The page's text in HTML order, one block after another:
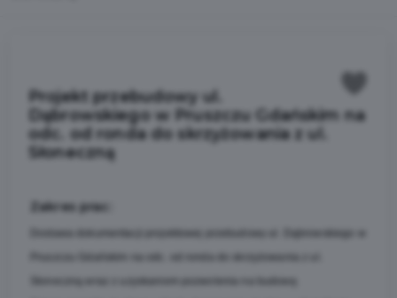
Projekt przebudowy ul.
Dąbrowskiego w Pruszczu Gdańskim na
odc. od ronda do skrzyżowania z ul.
Słoneczną
Zakres prac: